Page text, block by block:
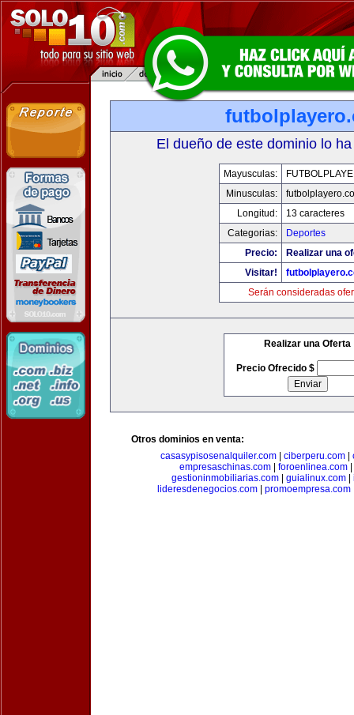
El dueño de este dominio lo
Mayusculas:
Minusculas:
Longitud:
13 caracteres
Categorias:
Deportes
Precio:
Realizar una
Visitar!
Serán consideradas
Realizar una Oferta
Precio Ofrecido $
Otros dominios en venta:
casasypisosenalquiler.com
ciberperu.com
empresaschinas.com| foroenlinea.com|
gestioninmobiliarias.com| guialinux.com|
lideresdenegocios.com
promoempresa.com